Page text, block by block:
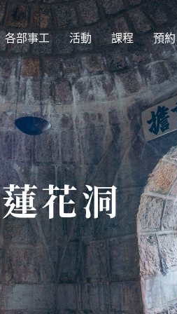
各部事工 活動 課程 預約
蓮花洞